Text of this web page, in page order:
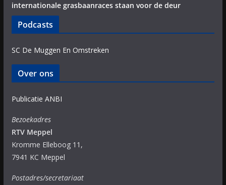
internationale grasbaanraces staan voor de deur
Podcasts
SC De Muggen En Omstreken
Over ons
Publicatie ANBI
Bezoekadres
RTV Meppel
Kromme Elleboog 11,
7941 KC Meppel
Postadres/secretariaat